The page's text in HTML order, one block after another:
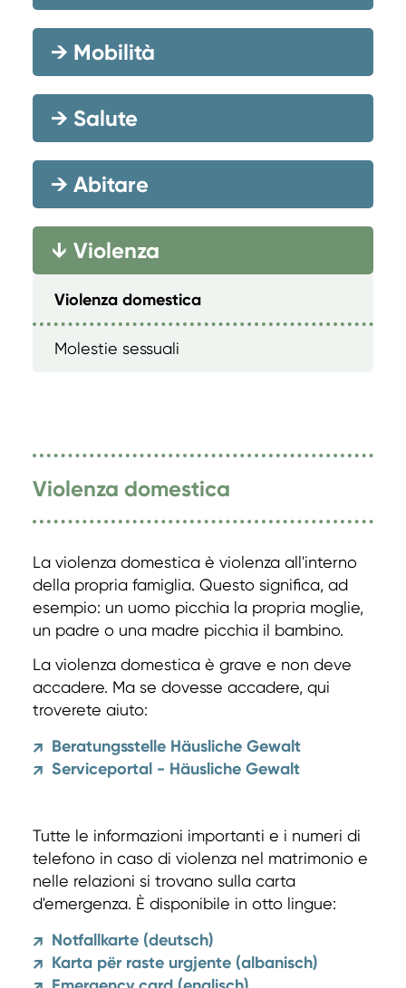
→ Mobilità
→ Salute
→ Abitare
→ Violenza
Violenza domestica
Molestie sessuali
Violenza domestica
La violenza domestica è violenza all'interno
della propria famiglia. Questo significa, ad
esempio: un uomo picchia la propria moglie,
un padre o una madre picchia il bambino.
La violenza domestica è grave e non deve
accadere. Ma se dovesse accadere, qui
troverete aiuto:
↗ Beratungsstelle Häusliche Gewalt
↗ Serviceportal - Häusliche Gewalt
Tutte le informazioni importanti e i numeri di
telefono in caso di violenza nel matrimonio e
nelle relazioni si trovano sulla carta
d'emergenza. È disponibile in otto lingue:
↗ Notfallkarte (deutsch)
↗ Karta për raste urgjente (albanisch)